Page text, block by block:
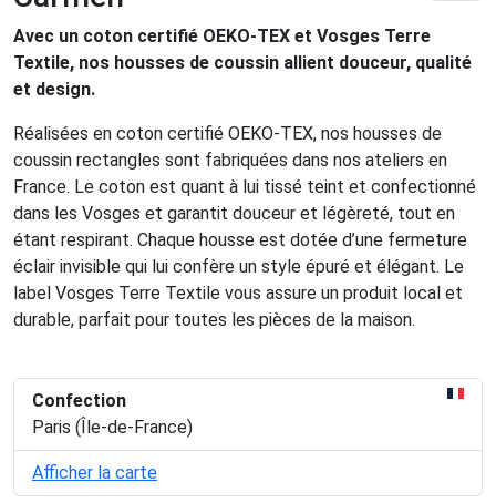
Avec un coton certifié OEKO-TEX et Vosges Terre
Textile, nos housses de coussin allient douceur, qualité
et design.
Réalisées en coton certifié OEKO-TEX, nos housses de
coussin rectangles sont fabriquées dans nos ateliers en
France. Le coton est quant à lui tissé teint et confectionné
dans les Vosges et garantit douceur et légèreté, tout en
étant respirant. Chaque housse est dotée d’une fermeture
éclair invisible qui lui confère un style épuré et élégant. Le
label Vosges Terre Textile vous assure un produit local et
durable, parfait pour toutes les pièces de la maison.
Confection
Paris (Île-de-France)
Afficher la carte